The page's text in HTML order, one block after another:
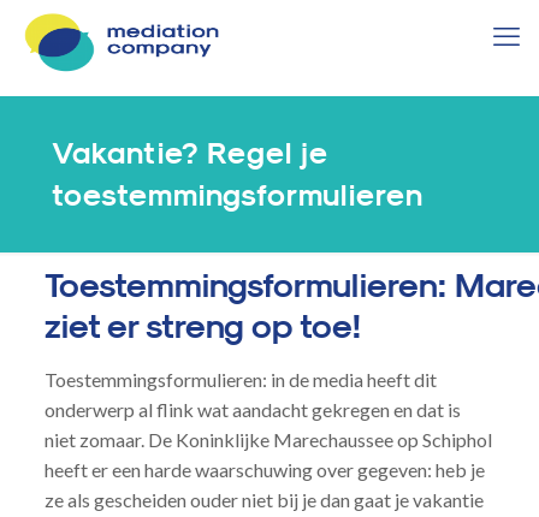
Vakantie? Regel je
toestemmingsformulieren
Toestemmingsformulieren:
ziet er streng op toe!
Toestemmingsformulieren: in de media heeft dit
onderwerp al flink wat aandacht gekregen en dat is
niet zomaar. De Koninklijke Marechaussee op Schiphol
heeft er een harde waarschuwing over gegeven: heb je
ze als gescheiden ouder niet bij je dan gaat je vakantie